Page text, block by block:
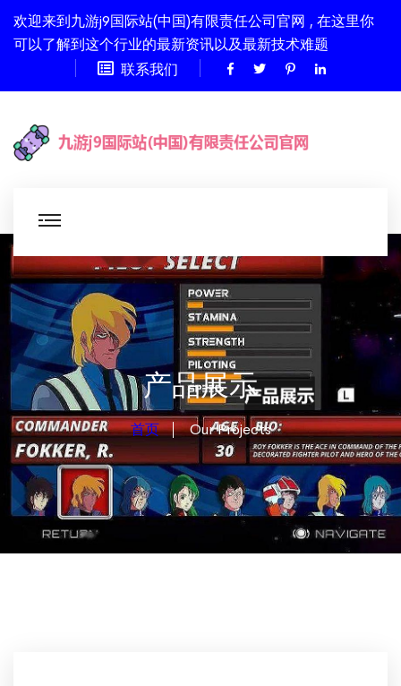
欢迎来到九游j9国际站(中国)有限责任公司官网 , 在这里你
可以了解到这个行业的最新资讯以及最新技术难题
联系我们
产品展示
首页 Our Projects